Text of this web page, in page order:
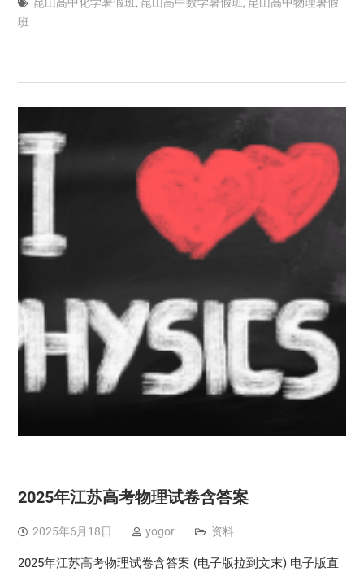
班
2025年江苏高考物理试卷含答案
2025年6月18日 yogor 资料
2025年江苏高考物理试卷含答案 (电子版拉到文末) 电子版直